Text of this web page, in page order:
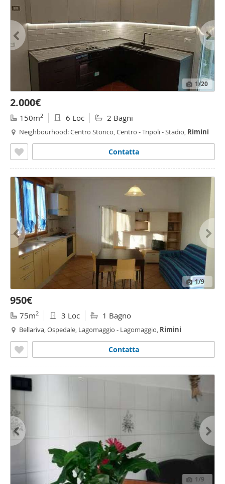
1/20
2.000€
150m2 6 Loc 2 Bagni
Neighbourhood: Centro Storico, Centro - Tripoli - Stadio, Rimini
Contatta
1/9
950€
75m2 3 Loc 1 Bagno
Bellariva, Ospedale, Lagomaggio - Lagomaggio, Rimini
Contatta
1/9